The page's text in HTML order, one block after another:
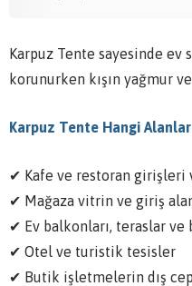
Karpuz Tente sayesinde ev
korunurken kışın yağmur
Karpuz Tente Hangi
✔ Kafe ve restoran girişleri
✔ Mağaza vitrin ve giriş
✔ Ev balkonları, teraslar ve
✔ Otel ve turistik tesisler
✔ Butik işletmelerin dış